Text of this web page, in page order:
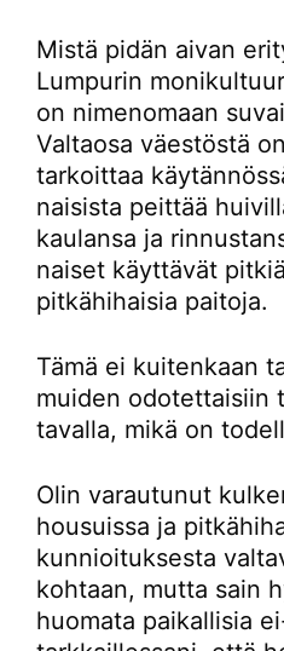
Mistä pidän aivan
Lumpurin
on nimenomaan
Valtaosa väestöstä
tarkoittaa
naisista peittää
kaulansa ja
naiset käyttävät
pitkähihaisia paitoja.
Tämä ei kuitenkaan
muiden odotettaisiin
tavalla, mikä on
Olin varautunut
housuissa ja
kunnioituksesta
kohtaan, mutta sain
huomata paikallisia